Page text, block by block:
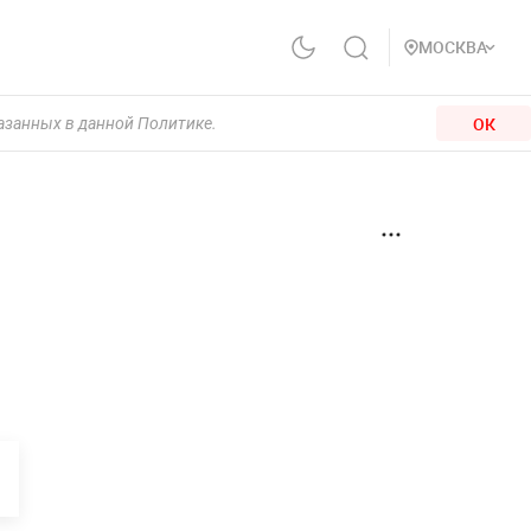
МОСКВА
в данной Политике. ОК